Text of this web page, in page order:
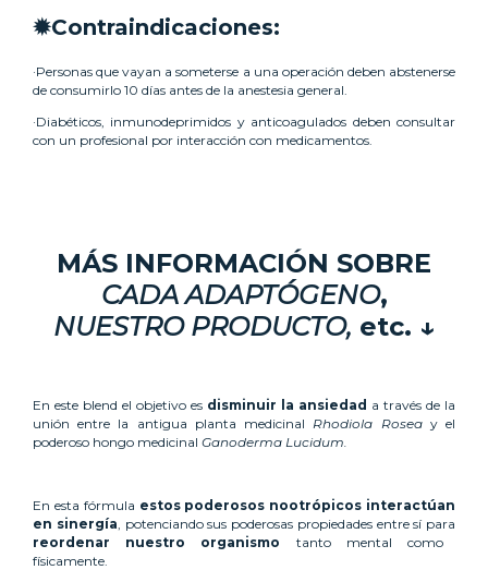
✹Contraindicaciones:
·Personas que vayan a someterse a una operación deben abstenerse
de consumirlo 10 días antes de la anestesia general.
·Diabéticos, inmunodeprimidos y anticoagulados deben consultar
con un profesional por interacción con medicamentos.
MÁS INFORMACIÓN SOBRE
CADA ADAPTÓGENO,
NUESTRO PRODUCTO, etc. ↓
En este blend el objetivo es disminuir la ansiedad a través de la
unión entre la antigua planta medicinal Rhodiola Roseay el
poderoso hongo medicinal Ganoderma Lucidum.
En esta fórmula estos poderosos nootrópicos interactúan
en sinergía , potenciando sus poderosas propiedades entre sí para
reordenar nuestro organismo tanto mental como
físicamente.